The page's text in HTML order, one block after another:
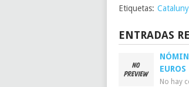
Etiquetas:
ENTRADAS
EUROS
No hay